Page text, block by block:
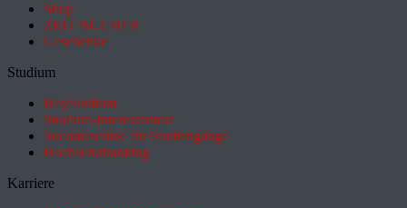
Shop
ZEIT BÜCHER
Geschenke
Studium
HeyStudium
Studium-Interessentest
Suchmaschine für Studiengänge
Hochschulranking
Karriere